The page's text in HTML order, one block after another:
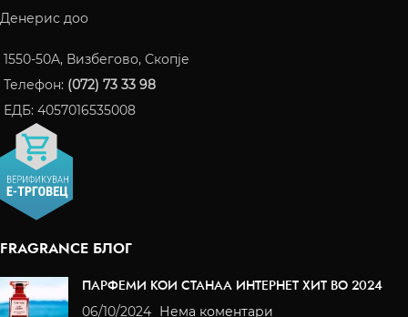
Денерис доо
1550-50A, Визбегово, Скопје
Телефон: (072) 73 33 98
ЕДБ: 4057016535008
FRAGRANCE БЛОГ
ПАРФЕМИ КОИ СТАНАА ИНТЕРНЕТ ХИТ ВО 2024
06/10/2024 Нема коментари